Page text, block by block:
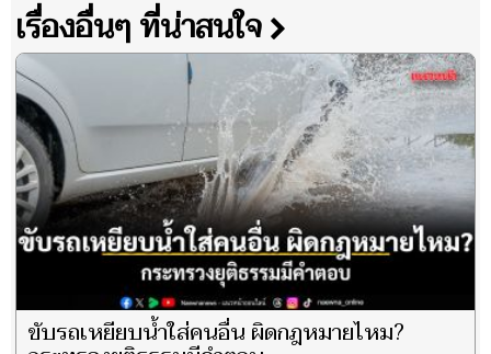
เรื่องอื่นๆ ที่น่าสนใจ
ขับรถเหยียบน้ำใส่คนอื่น ผิดกฎหมายไหม?